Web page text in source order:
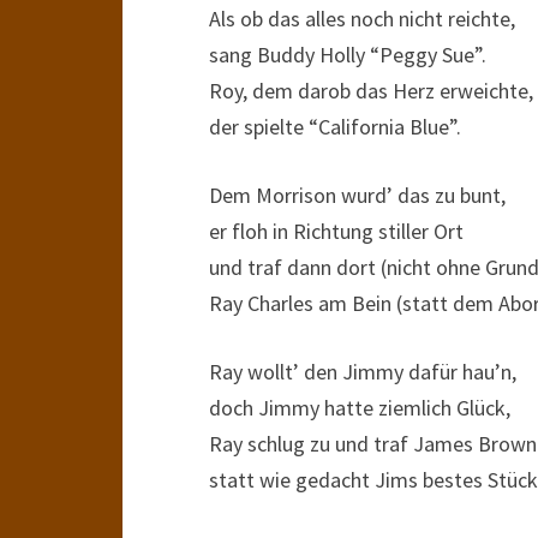
Als ob das alles noch nicht reichte,
sang Buddy Holly “Peggy Sue”.
Roy, dem darob das Herz erweichte,
der spielte “California Blue”.
Dem Morrison wurd’ das zu bunt,
er floh in Richtung stiller Ort
und traf dann dort (nicht ohne
Ray Charles am Bein (statt dem
Ray wollt’ den Jimmy dafür hau’n,
doch Jimmy hatte ziemlich Glück,
Ray schlug zu und traf James Brown
statt wie gedacht Jims bestes